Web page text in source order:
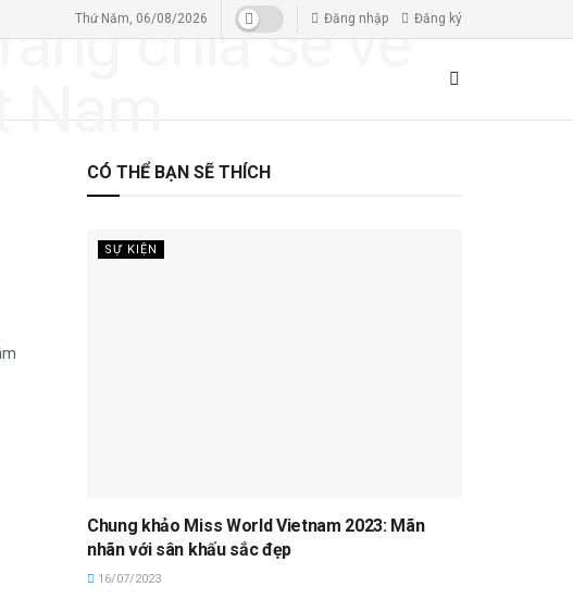
Thứ Năm, 06/08/2026 Đăng nhập Đăng ký
CÓ THỂ BẠN SẼ THÍCH
SỰ KIỆN
Chung khảo Miss World Vietnam 2023: Mãn
nhãn với sân khấu sắc đẹp
16/07/2023